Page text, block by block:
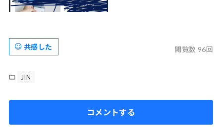
閲覧数 96回
共感した
JIN
コメントする